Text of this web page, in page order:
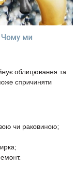
Чому ми
облицювання та
спричиняти
чи раковиною;